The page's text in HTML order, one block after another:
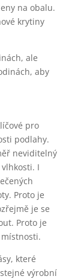
na obalu.
krytiny
ale
aby
pro
podlahy.
neviditelný
I
Proto je
je se
Proto je
které
výrobní